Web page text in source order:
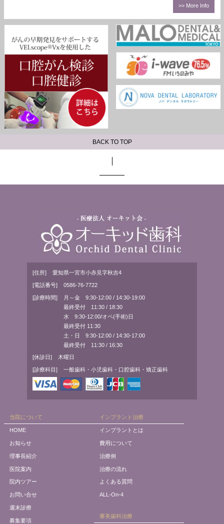
>> More Info
BACK TO TOP
[住所] 愛知県一宮市小赤見字秋吉4
[電話番号] 0586-76-7722
[診療時間]
月～金 9:30-12:00 / 14:30-19:00
最終受付 11:30 / 18:30
水 9:30-12:00/オペ(手術)日
最終受付 11:30
土・日 9:30-12:00 / 14:30-17:00
最終受付 11:30 / 16:30
[休診日] 木曜日
[診療科目] 一般歯科・小児歯科・口腔歯科・矯正歯科
当院について
HOME
お知らせ
理事長紹介
医院案内
院内ツアー
お問い合せ
週末診療
募集要項
インプラント治療
インプラントとは
費用について
治療例
治療の流れ
よくある質問
ALL-On-4
審美歯科治療